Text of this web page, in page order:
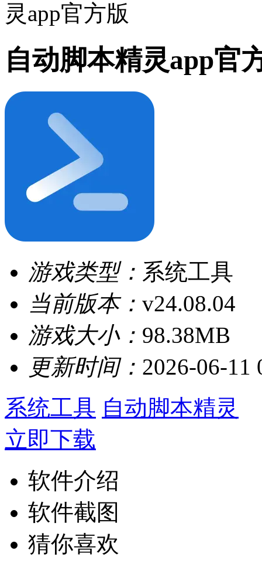
灵app官方版
自动脚本精灵app官
游戏类型： 系统工具
当前版本： v24.08.04
游戏大小： 98.38MB
更新时间： 2026-06-11
系统工具 自动脚本精灵
立即下载
软件介绍
软件截图
猜你喜欢